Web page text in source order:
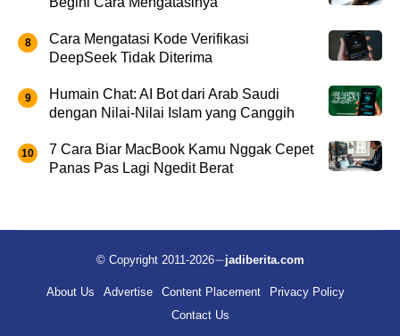
Cara Mengatasi Kode Verifikasi
DeepSeek Tidak Diterima
Humain Chat: AI Bot dari Arab Saudi
dengan Nilai-Nilai Islam yang Canggih
7 Cara Biar MacBook Kamu Nggak Cepet
Panas Pas Lagi Ngedit Berat
© Copyright 2011-2026 jadiberita.com
About Us Advertise Content Placement
Privacy Policy
Contact Us